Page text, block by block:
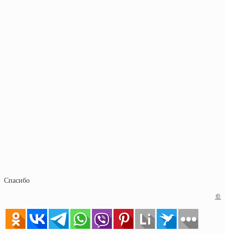
Спасибо
©